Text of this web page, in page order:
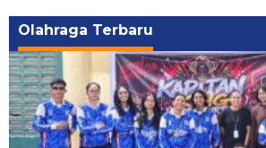
Olahraga Terbaru